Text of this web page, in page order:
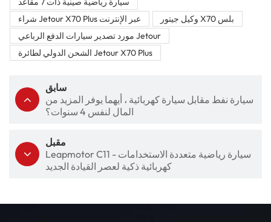
شراء Jetour X70 Plus عبر الإنترنت
وكيل جيتور X70 بلس
مورد تصدير سيارات الدفع الرباعي Jetour
الشحن الدولي لطائرة Jetour X70 Plus
سابق
سيارة نفط مقابل سيارة كهربائية ، أيهما يوفر المزيد من
المال لنفس 4 سنوات؟
مقبل
Leapmotor C11 - سيارة رياضية متعددة الاستخدامات
كهربائية ذكية لعصر القيادة الجديد